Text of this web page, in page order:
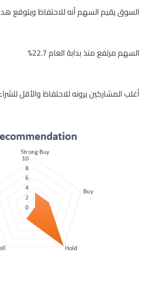
السوق يقيم السهم أنه للاحتفاظ ويتوقع
السهم مرتفع منذ بدابة العام 22.7%
أغلب المشاركين يرونه للاحتفاظ والأقل